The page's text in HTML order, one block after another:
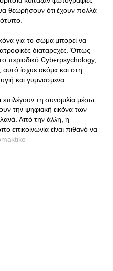
θεωρήσουν ότι έχουν πολλά
για το σώμα μπορεί να
διαταραχές. Όπως
περιοδικό Cyberpsychology,
ίσχυε ακόμα και στη
και γυμνασμένα.
επιλέγουν τη συνομιλία μέσω
την ψηφιακή εικόνα των
Από την άλλη, η
είναι πιθανό να